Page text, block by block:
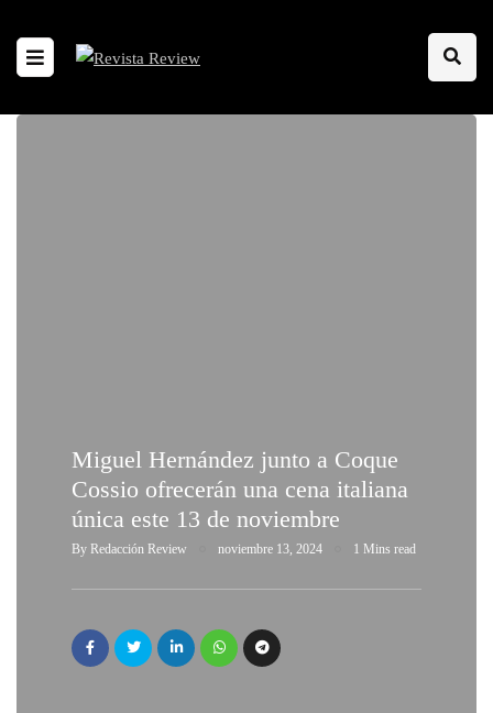
Miguel Hernández junto a Coque
Cossio ofrecerán una cena italiana
única este 13 de noviembre
By Redacción Review noviembre 13, 2024 1 Mins read